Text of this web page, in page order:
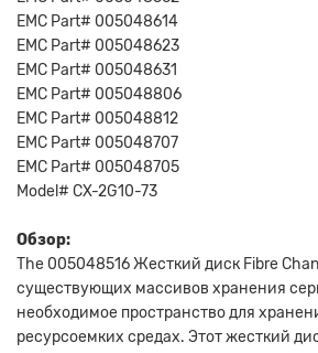
EMC Part# 005048614
EMC Part# 005048623
EMC Part# 005048631
EMC Part# 005048806
EMC Part# 005048812
EMC Part# 005048707
EMC Part# 005048705
Model# CX-2G10-73
Обзор:
The 005048516 Жесткий диск Fibre
существующих массивов хранения
необходимое пространство для
ресурсоемких средах. Этот жесткий